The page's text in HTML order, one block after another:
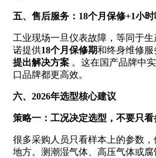
五、售后服务：18个月保修+1小
工业现场一旦仪表故障，等同于
诺提供18个月保修期和终身维修
提出解决方案 。这在国产品牌中
口品牌都更高效。
六、2026年选型核心建议
策略一：工况决定选型，不要只看
很多采购人员只看样本上的参数
地方。测潮湿气体、高压气体或